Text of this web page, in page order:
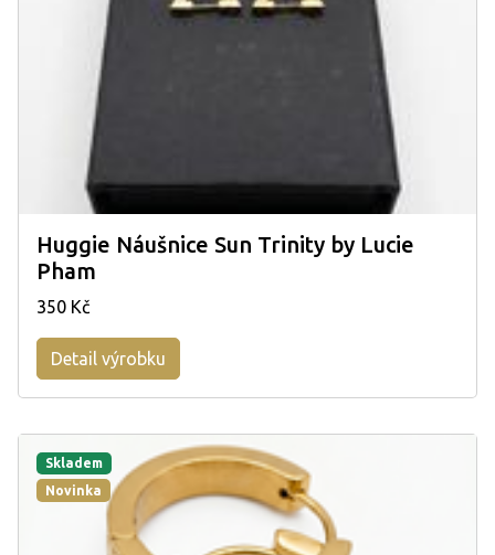
Huggie Náušnice Sun Trinity by Lucie
Pham
350 Kč
Detail výrobku
Skladem
Novinka